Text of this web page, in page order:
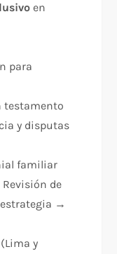
en
para
testamento
y disputas
familiar
de
→
y